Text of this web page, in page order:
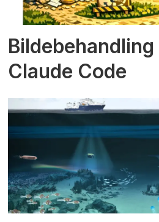
Bildebehandling
Claude Code